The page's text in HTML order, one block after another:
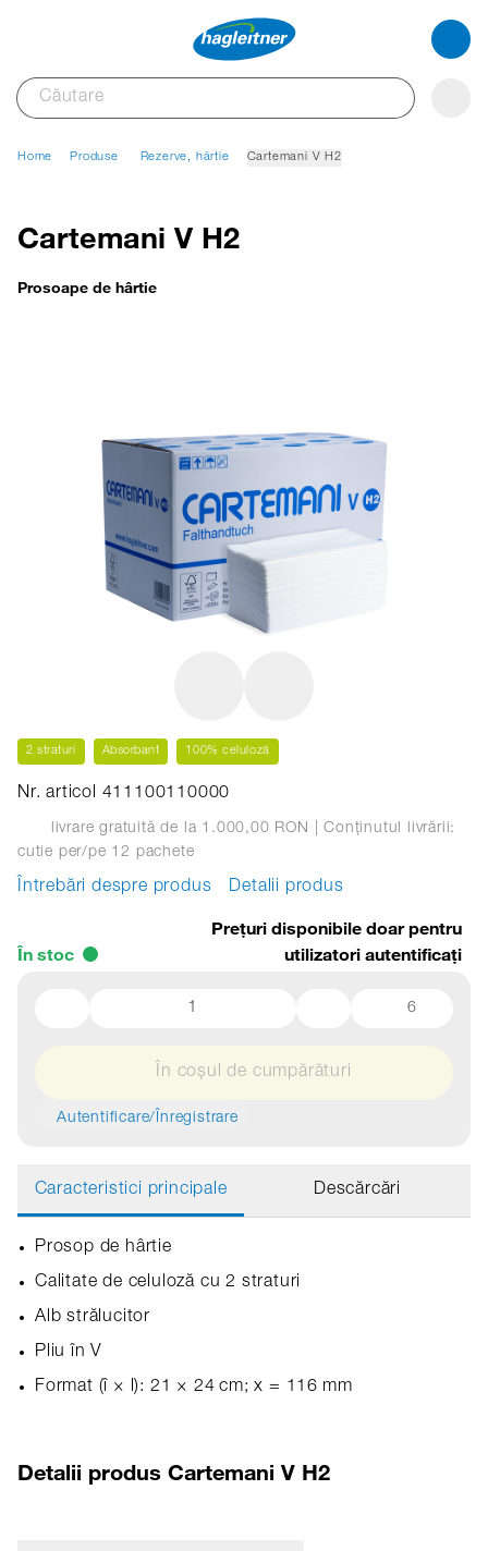
Home Produse Rezerve, hârtie Cartemani V H2
Cartemani V H2
Prosoape de hârtie
2 straturi Absorbant 100% celuloză
Nr. articol 411100110000
livrare gratuită de la 1.000,00 RON
| Conținutul livrării:
cutie per/pe 12 pachete
Întrebări despre produs Detalii produs
În stoc
Prețuri disponibile doar pentru
utilizatori autentificați
6
În coșul de cumpărături
Autentificare/Înregistrare
Caracteristici principale Descărcări
Prosop de hârtie
Calitate de celuloză cu 2 straturi
Alb strălucitor
Pliu în V
Format (î × l): 21 × 24 cm; x = 116 mm
Detalii produs Cartemani V H2